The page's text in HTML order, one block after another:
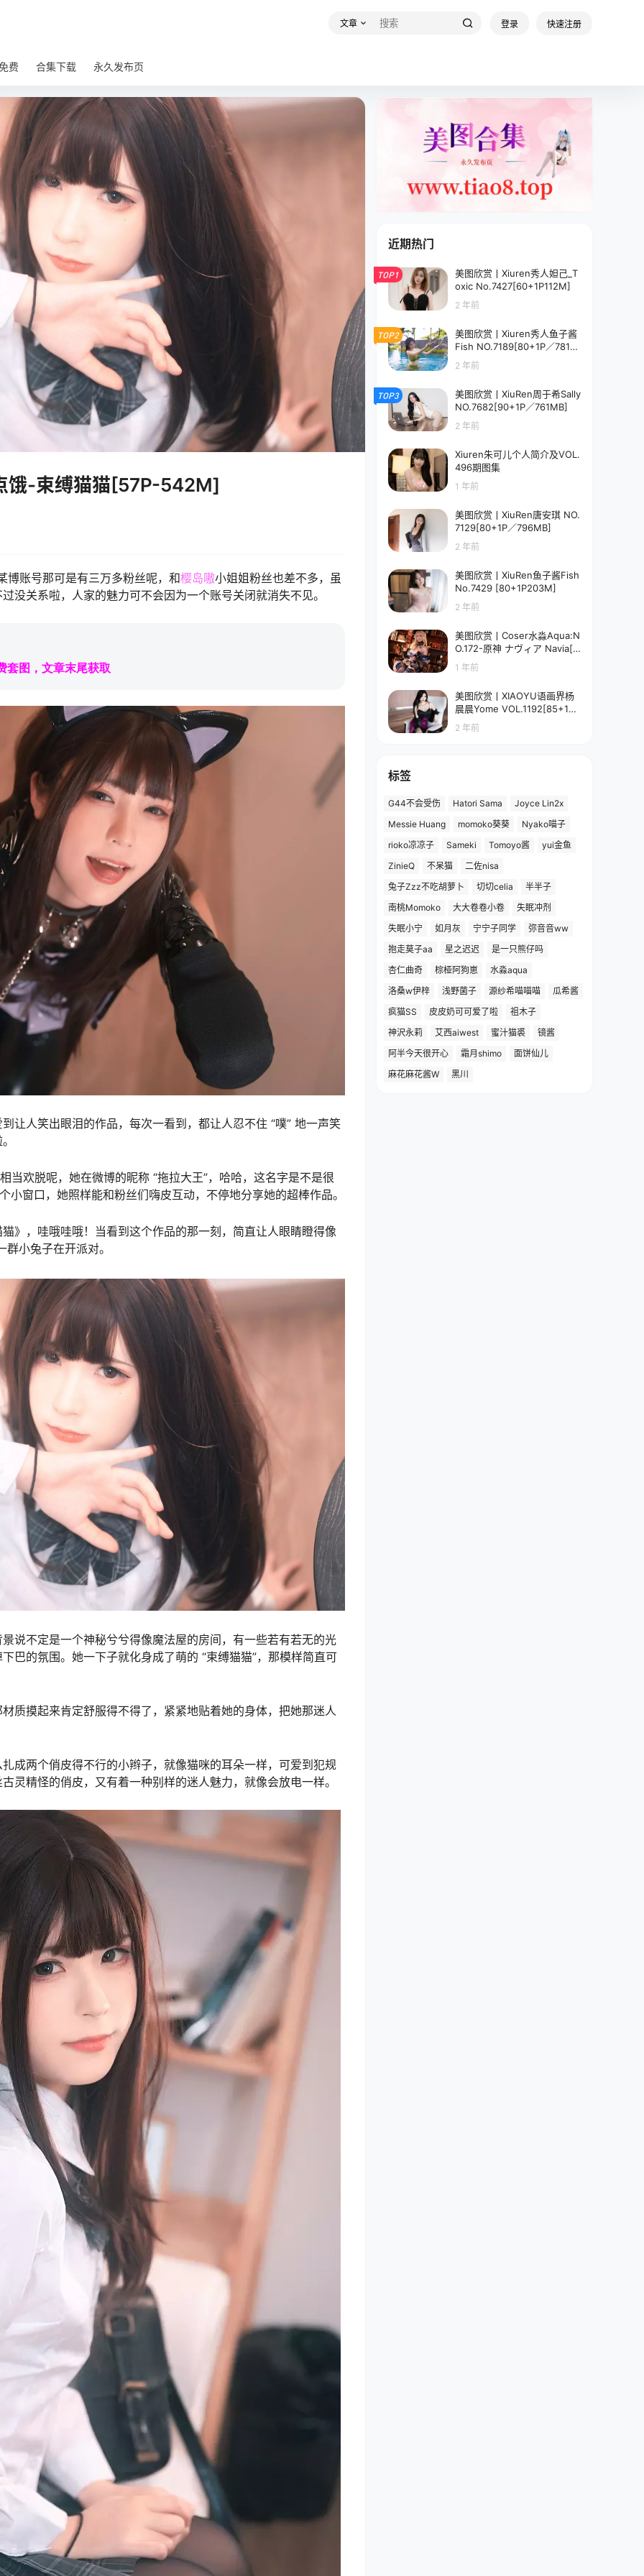
文章 登录 快速注册
费 合集下载 永久发布页
饿-束缚猫猫[57P-542M]
博账号那可是有三万多粉丝呢，和樱岛嗷小姐姐粉丝也差不多，虽
没关系啦，人家的魅力可不会因为一个账号关闭就消失不见。
套图，文章末尾获取
让人笑出眼泪的作品，每次一看到，都让人忍不住 “噗” 地一声笑
当欢脱呢，她在微博的昵称 “拖拉大王”，哈哈，这名字是不是很
小窗口，她照样能和粉丝们嗨皮互动，不停地分享她的超棒作品。
》，哇哦哇哦！当看到这个作品的那一刻，简直让人眼睛瞪得像
小兔子在开派对。
说不定是一个神秘兮兮得像魔法屋的房间，有一些若有若无的光
巴的氛围。她一下子就化身成了萌的 “束缚猫猫”，那模样简直可
质摸起来肯定舒服得不得了，紧紧地贴着她的身体，把她那迷人
成两个俏皮得不行的小辫子，就像猫咪的耳朵一样，可爱到犯规
灵精怪的俏皮，又有着一种别样的迷人魅力，就像会放电一样。
近期热门
TOP1
美图欣赏丨Xiuren秀人妲己_T
oxic No.7427[60+1P112M]
2 年前
TOP2
美图欣赏丨Xiuren秀人鱼子酱
Fish NO.7189[80+1P／781M
2 年前
TOP3
美图欣赏丨XiuRen周于希Sally
NO.7682[90+1P／761MB]
2 年前
Xiuren朱可儿个人简介及VOL.
496期图集
1 年前
美图欣赏丨XiuRen唐安琪 NO.
7129[80+1P／796MB]
2 年前
美图欣赏丨XiuRen鱼子酱Fish
No.7429 [80+1P203M]
2 年前
美图欣赏丨Coser水淼Aqua:N
O.172-原神 ナヴィア Navia[5
8P-90.7M]
1 年前
美图欣赏丨XIAOYU语画界杨
晨晨Yome VOL.1192[85+1P
／673MB]
2 年前
标签
G44不会受伤 Hatori Sama
Joyce Lin2x
Messie Huang
momoko葵葵
Nyako喵子
rioko凉凉子
Sameki Tomoyo酱
yui金鱼
ZinieQ
不呆猫
二佐nisa
兔子Zzz不吃胡萝卜
切切celia
半半子
南桃Momoko
大大卷卷小卷
失眠冲剂
失眠小宁
如月灰 宁宁子同学
弥音音ww
抱走莫子aa
星之迟迟
是一只熊仔吗
杏仁曲奇
棕桠阿狗崽
水淼aqua
洛桑w伊梓
浅野菌子 源纱希喵喵喵
瓜希酱
疯猫SS
皮皮奶可可爱了啦
祖木子
神沢永莉
艾西aiwest 蜜汁猫裘
镜酱
阿半今天很开心
霜月shimo
面饼仙儿
麻花麻花酱W
黑川